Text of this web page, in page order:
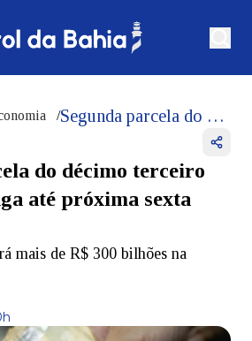
/ Segunda parcela do décimo terceiro deverá ser paga até próxima sexta (19)
do décimo terceiro
até próxima sexta
mais de R$ 300 bilhões na